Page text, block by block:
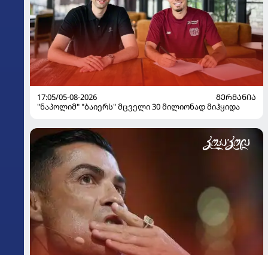
17:05/05-08-2026
ᲒᲔᲠᲛᲐᲜᲘᲐ
"ნაპოლიმ" "ბაიერს" მცველი 30 მილიონად მიჰყიდა